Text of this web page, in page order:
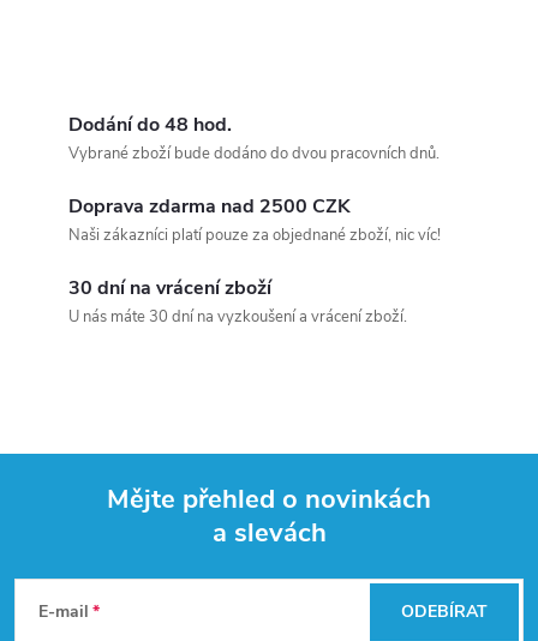
Dodání do 48 hod.
Vybrané zboží bude dodáno do dvou pracovních dnů.
Doprava zdarma nad 2500 CZK
Naši zákazníci platí pouze za objednané zboží, nic víc!
30 dní na vrácení zboží
U nás máte 30 dní na vyzkoušení a vrácení zboží.
Mějte přehled o novinkách
a slevách
E-mail ODEBÍRAT